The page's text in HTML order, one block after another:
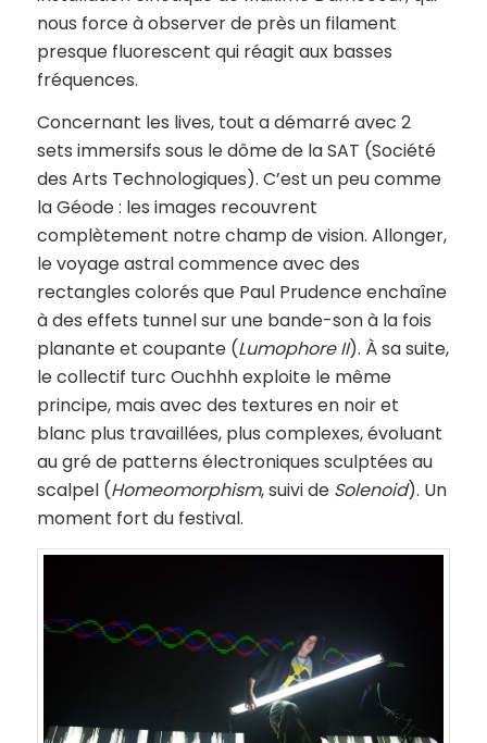
nous force à observer de près un filament
presque fluorescent qui réagit aux basses
fréquences.
Concernant les lives, tout a démarré avec 2
sets immersifs sous le dôme de la SAT (Société
des Arts Technologiques). C’est un peu comme
la Géode : les images recouvrent
complètement notre champ de vision. Allonger,
le voyage astral commence avec des
rectangles colorés que Paul Prudence enchaîne
à des effets tunnel sur une bande-son à la fois
planante et coupante (Lumophore II). À sa suite,
le collectif turc Ouchhh exploite le même
principe, mais avec des textures en noir et
blanc plus travaillées, plus complexes, évoluant
au gré de patterns électroniques sculptées au
scalpel (Homeomorphism, suivi de Solenoid). Un
moment fort du festival.